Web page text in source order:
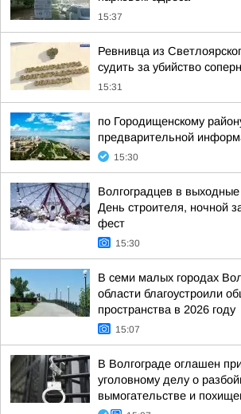
15:37
Ревнивца из
судить за убийство
15:31
по Городищенскому
предварительной
15:30
Волгоградцев в выходные
День строителя, ночной
фест
15:30
В семи малых городах
области благоустроили
пространства в 2026 году
15:07
В Волгограде оглашен
уголовному делу о
вымогательстве и